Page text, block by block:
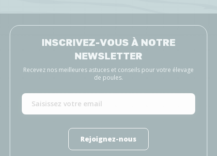
INSCRIVEZ-VOUS À NOTRE
NEWSLETTER
Recevez nos meilleures astuces et conseils pour votre élevage
de poules.
Rejoignez-nous